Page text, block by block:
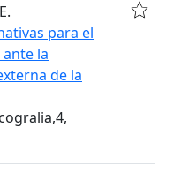
para el
la
de la